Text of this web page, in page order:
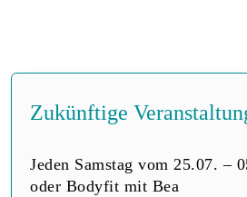
Zukünftige
Jeden Samstag vom 25.07. –
oder Bodyfit mit Bea